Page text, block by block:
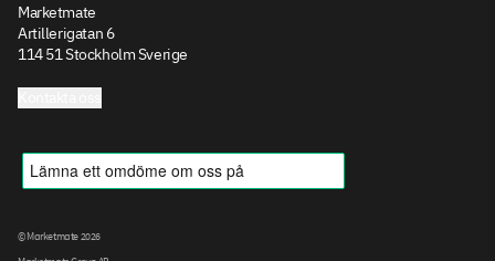
Marketmate
Artillerigatan 6
114 51 Stockholm Sverige
© Marketmate 2026